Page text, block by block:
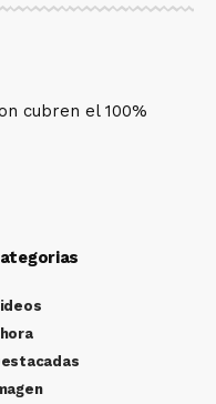
cubren el 100%